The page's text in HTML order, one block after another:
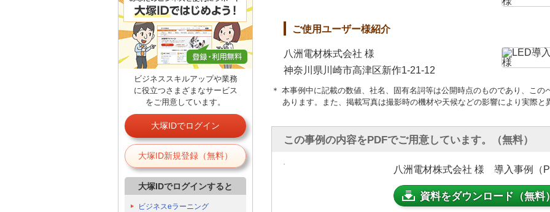
ご使用ユーザー様紹介
八洲電材株式会社 様
神奈川県川崎市高津区新作1-21-12
＊ 本事例中に記載の数値、社名、固有名詞等は公開時点のものであり、こ
あります。また、掲載写真は撮影時の機材や天候などの影響により実際
この事例の内容をPDFでご用意しています。（無料）
八洲電材株式会社 様 導入事例（
資料をダウンロード（無料
ビジネススキルアップや業務
に役立つさまざまなサービス
をご用意しています。
大塚IDでログイン
大塚ID新規登録（無料）
大塚IDでログインすると
ビジネスeラーニング